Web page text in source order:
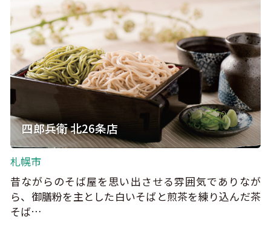
四郎兵衛 北26条店
札幌市
昔ながらのそば屋を思い出させる雰囲気でありなが
ら、御膳粉を主とした白いそばと煎茶を練り込んだ茶
そば…